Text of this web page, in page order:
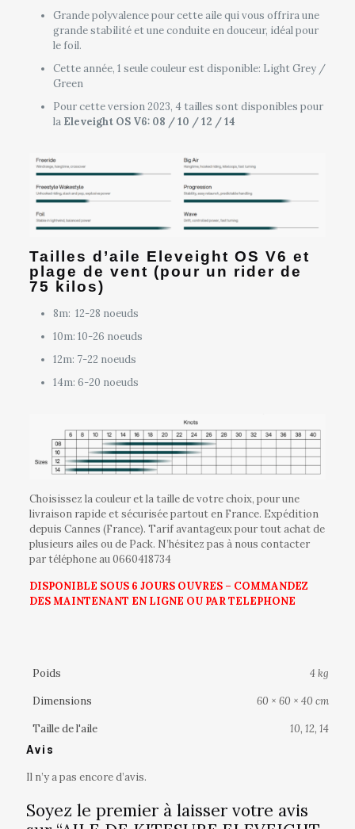
Grande polyvalence pour cette aile qui vous offrira une
grande stabilité et une conduite en douceur, idéal pour
le foil.
Cette année, 1 seule couleur est disponible: Light Grey /
Green
Pour cette version 2023, 4 tailles sont disponibles pour
la Eleveight OS V6: 08 / 10 / 12 / 14
Tailles d’aile Eleveight OS V6 et
plage de vent (pour un rider de
75 kilos)
8m: 12-28 noeuds
10m: 10-26 noeuds
12m: 7-22 noeuds
14m: 6-20 noeuds
Choisissez la couleur et la taille de votre choix, pour une
livraison rapide et sécurisée partout en France. Expédition
depuis Cannes (France). Tarif avantageux pour tout achat de
plusieurs ailes ou de Pack. N’hésitez pas à nous contacter
par téléphone au0660418734
DISPONIBLE SOUS 6 JOURS OUVRES – COMMANDEZ
DES MAINTENANT EN LIGNE OU PAR TELEPHONE
Poids 4 kg
Dimensions 60 × 60 × 40 cm
Taille de l'aile 10, 12, 14
Avis
Il n’y a pas encore d’avis.
Soyez le premier à laisser votre avis